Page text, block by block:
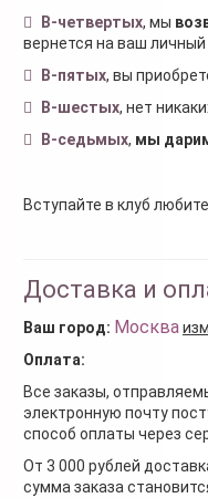
В-четвертых, мы
вернется на ваш личный
В-пятых, вы
В-шестых, нет
В-седьмых, мы
Вступайте в клуб
Доставка и
Ваш город: Москва
Оплата:
Все заказы,
электронную почту
способ оплаты через
От 3 000 рублей
сумма заказа